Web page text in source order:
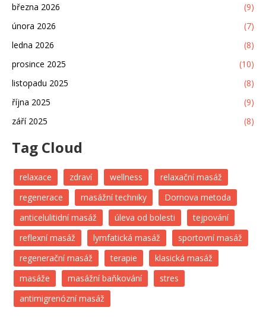
března 2026
(9)
února 2026
(7)
ledna 2026
(8)
prosince 2025
(10)
listopadu 2025
(8)
října 2025
(9)
září 2025
(8)
Tag Cloud
relaxace zdraví wellness
relaxační masáž
regenerace
masážní techniky
Dornova metoda
anticelulitidní masáž
úleva od bolesti
tejpování
reflexní masáž
lymfatická masáž
sportovní masáž
regenerační masáž
terapie
klasická masáž
masáže
masážní baňkování
stres
antimigrenózní masáž